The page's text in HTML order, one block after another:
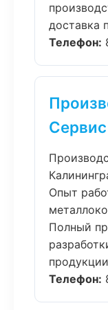
доставка
Телефон:
Сервис
Опыт
Полный
Телефон: